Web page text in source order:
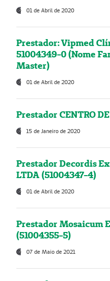
01 de Abril de 2020
Prestador: Vipmed
51004349-0 (Nome
Master)
01 de Abril de 2020
Prestador CENTRO
15 de Janeiro de 2020
Prestador Decordis
LTDA (51004347-4)
01 de Abril de 2020
Prestador Mosaicum
(51004355-5)
07 de Maio de 2021